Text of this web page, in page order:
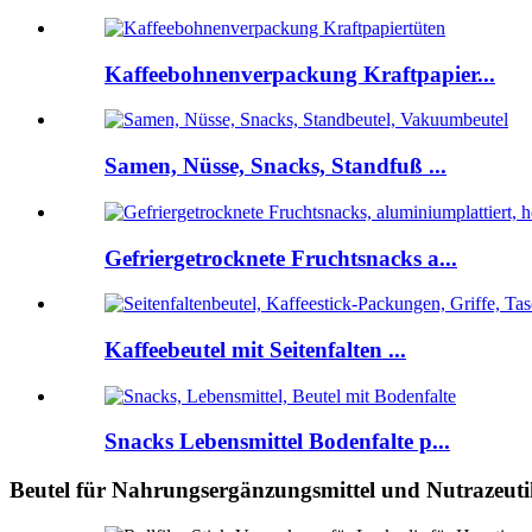
Kaffeebohnenverpackung Kraftpapier...
Samen, Nüsse, Snacks, Standfuß ...
Gefriergetrocknete Fruchtsnacks a...
Kaffeebeutel mit Seitenfalten ...
Snacks Lebensmittel Bodenfalte p...
Beutel für Nahrungsergänzungsmittel und